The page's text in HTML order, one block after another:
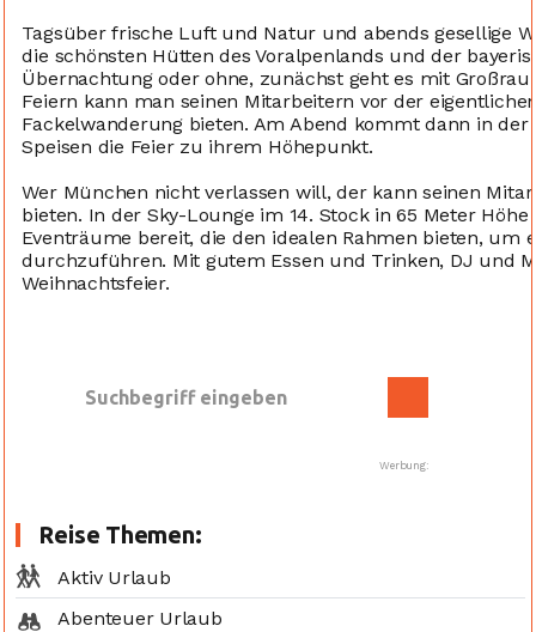
Tagsüber frische Luft und Natur und abends gesellige
die schönsten Hütten des Voralpenlands und der
Übernachtung oder ohne, zunächst geht es mit
Feiern kann man seinen Mitarbeitern vor der
Fackelwanderung bieten. Am Abend kommt dann in
Speisen die Feier zu ihrem Höhepunkt.
Wer München nicht verlassen will, der kann seinen
bieten. In der Sky-Lounge im 14. Stock in 65 Meter
Eventräume bereit, die den idealen Rahmen bieten, um
durchzuführen. Mit gutem Essen und Trinken, DJ und
Weihnachtsfeier.
Werbung:
Reise Themen:
Aktiv Urlaub
Abenteuer Urlaub